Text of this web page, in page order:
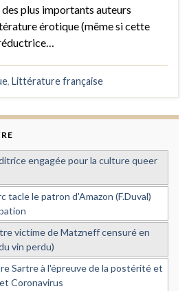
des plus importants auteurs
érotique (même si cette
, Littérature française
engagée pour la culture queer
tacle le patron d'Amazon (F.Duval)
victime de Matzneff censuré en
vin perdu)
Sartre à l'épreuve de la postérité et
Coronavirus